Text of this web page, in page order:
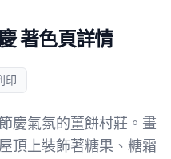
著色頁詳情
印
慶氣氛的薑餅村莊。畫
頂上裝飾著糖果、糖霜